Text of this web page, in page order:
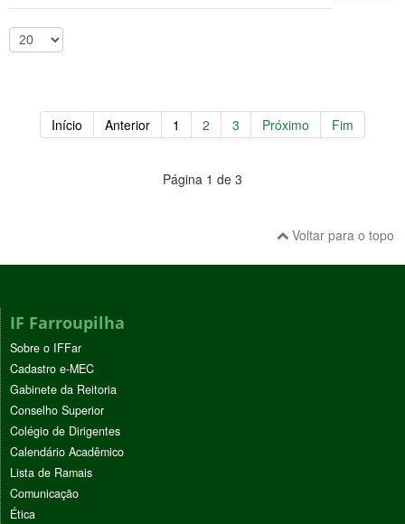
Início Anterior 1 2 3 Próximo Fim
Página 1 de 3
Voltar para o topo
IF Farroupilha
Sobre o IFFar
Cadastro e-MEC
Gabinete da Reitoria
Conselho Superior
Colégio de Dirigentes
Calendário Acadêmico
Lista de Ramais
Comunicação
Ética